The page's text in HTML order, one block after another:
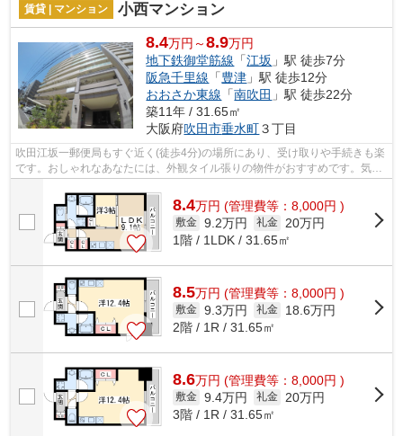
賃貸 | マンション 小西マンション
8.4万円～8.9万円
地下鉄御堂筋線 「江坂 」駅 徒歩7分
阪急千里線 「豊津 」駅 徒歩12分
おおさか東線 「南吹田 」駅 徒歩22分
築11年 / 31.65㎡
大阪府吹田市垂水町３丁目
吹田江坂一郵便局もすぐ近く(徒歩4分)の場所にあり、受け取りや手続きも楽
です。おしゃれなあなたには、外観タイル張りの物件がおすすめです。気軽
8.4万円 (管理費等：8,000円 )
敷金 9.2万円 礼金
20万円
1階 / 1LDK / 31.65㎡
8.5万円 (管理費等：8,000円 )
敷金 9.3万円 礼金
18.6万円
2階 / 1R / 31.65㎡
8.6万円 (管理費等：8,000円 )
敷金 9.4万円 礼金
20万円
3階 / 1R / 31.65㎡